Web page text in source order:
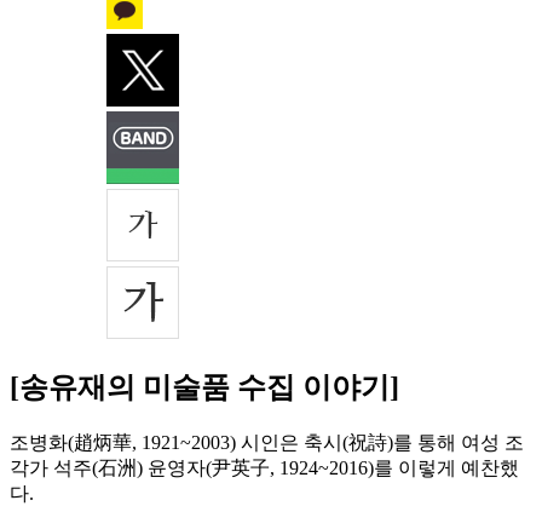
[송유재의 미술품 수집 이야기]
조병화(趙炳華, 1921~2003) 시인은 축시(祝詩)를 통해 여성 조
각가 석주(石洲) 윤영자(尹英子, 1924~2016)를 이렇게 예찬했
다.